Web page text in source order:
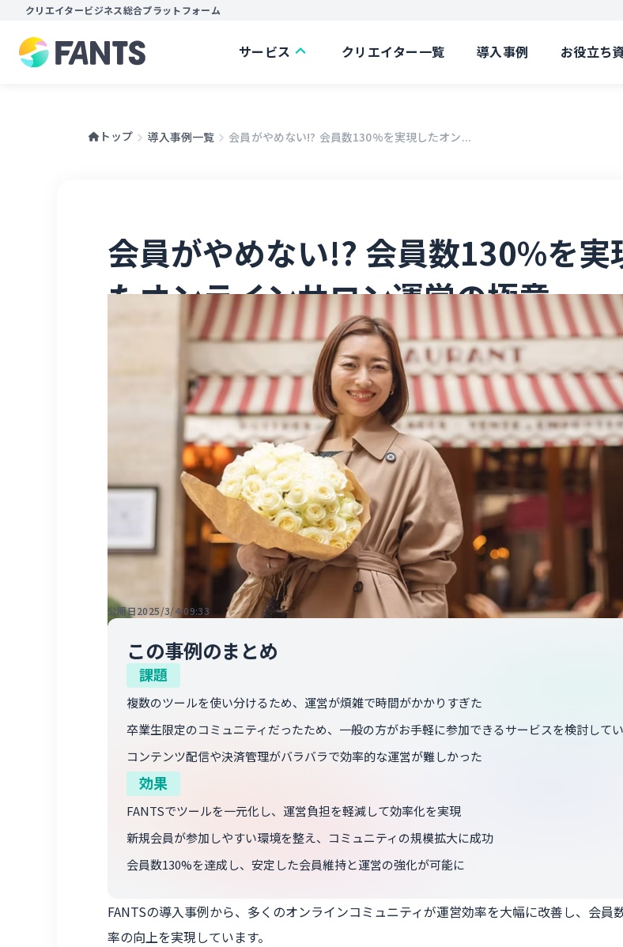
トップ 導入事例一覧 会員がやめない!? 会員数130%を実現したオン...
会員がやめない!? 会員数130%を実
たオンラインサロン運営の極意
公開日2025/3/4 09:33
この事例のまとめ
課題
複数のツールを使い分けるため、運営が煩雑で時間がかかりすぎた
卒業生限定のコミュニティだったため、一般の方がお手軽に参加できるサービスを検討して
コンテンツ配信や決済管理がバラバラで効率的な運営が難しかった
効果
FANTSでツールを一元化し、運営負担を軽減して効率化を実現
新規会員が参加しやすい環境を整え、コミュニティの規模拡大に成功
会員数130%を達成し、安定した会員維持と運営の強化が可能に
FANTSの導入事例から、多くのオンラインコミュニティが運営効率を大幅に改善し、会員
率の向上を実現しています。
クリエイタービジネス総合プラットフォーム
サービス クリエイター一覧 導入事例 お役立ち